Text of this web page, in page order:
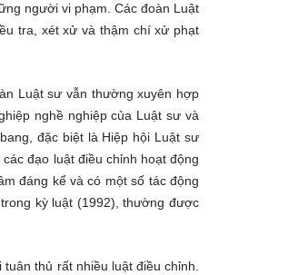
người vi phạm. Các đoàn Luật
tra, xét xử và thậm chí xử phạt
Luật sư vẫn thường xuyên hợp
nghề nghiệp của Luật sư và
đặc biệt là Hiệp hội Luật sư
đạo luật điều chỉnh hoạt động
đáng kể và có một số tác động
kỳ luật (1992), thường được
thủ rất nhiều luật điều chỉnh.